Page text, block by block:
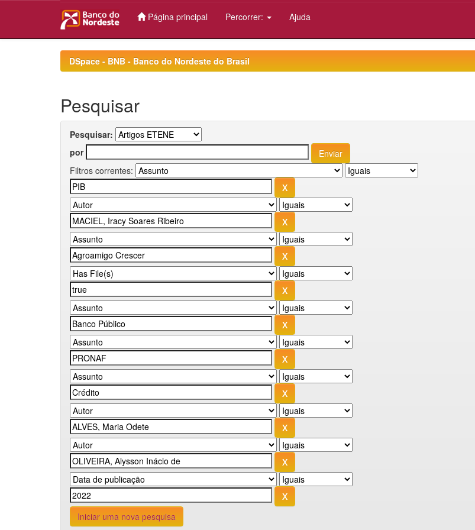
Página principal Percorrer: Ajuda
DSpace - BNB - Banco do Nordeste do Brasil
Pesquisar
Pesquisar:
por
Filtros correntes:
Iniciar uma nova pesquisa